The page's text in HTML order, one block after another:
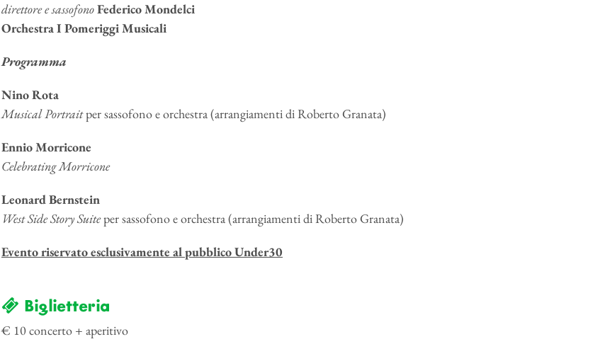
direttore e sassofonoFederico Mondelci
Orchestra I Pomeriggi Musicali
Programma
Nino Rota
Musical Portraitper sassofono e orchestra (arrangiamenti di Roberto Granata)
Ennio Morricone
Celebrating Morricone
Leonard Bernstein
West Side Story Suiteper sassofono e orchestra (arrangiamenti di Roberto Granata)
Evento riservato esclusivamente al pubblico Under30
Biglietteria
€ 10 concerto + aperitivo